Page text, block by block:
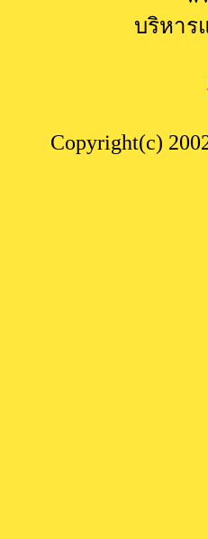
บริหาร
Copyright(c)